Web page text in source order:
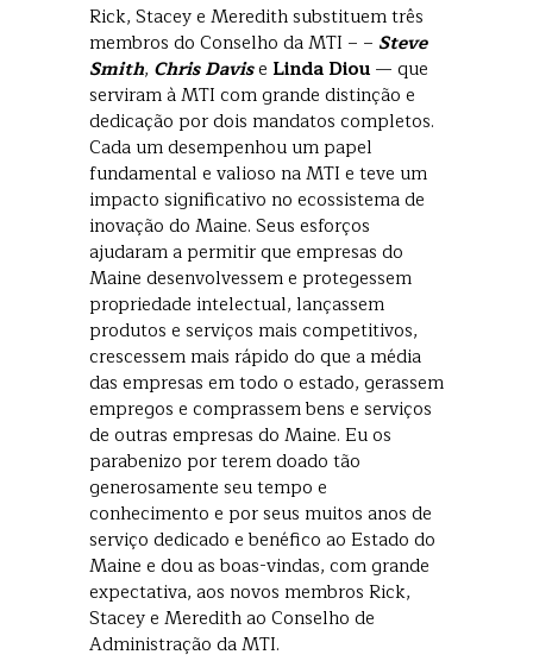
Rick, Stacey e Meredith substituem três
membros do Conselho da MTI – – Steve
Smith, Chris Davise Linda Diou — que
serviram à MTI com grande distinção e
dedicação por dois mandatos completos.
Cada um desempenhou um papel
fundamental e valioso na MTI e teve um
impacto significativo no ecossistema de
inovação do Maine. Seus esforços
ajudaram a permitir que empresas do
Maine desenvolvessem e protegessem
propriedade intelectual, lançassem
produtos e serviços mais competitivos,
crescessem mais rápido do que a média
das empresas em todo o estado, gerassem
empregos e comprassem bens e serviços
de outras empresas do Maine. Eu os
parabenizo por terem doado tão
generosamente seu tempo e
conhecimento e por seus muitos anos de
serviço dedicado e benéfico ao Estado do
Maine e dou as boas-vindas, com grande
expectativa, aos novos membros Rick,
Stacey e Meredith ao Conselho de
Administração da MTI.